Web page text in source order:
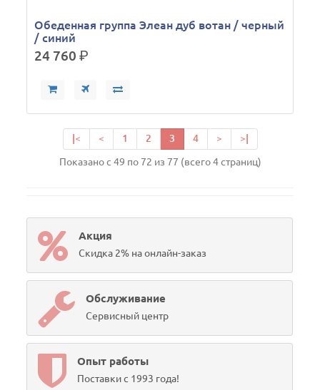
Обеденная группа Элеан дуб вотан / черный
/ синий
24 760р.
|< < 1 2 3 4 > >|
Показано с 49 по 72 из 77 (всего 4 страниц)
Акция
Скидка 2% на онлайн-заказ
Обслуживание
Сервисный центр
Опыт работы
Поставки с 1993 года!